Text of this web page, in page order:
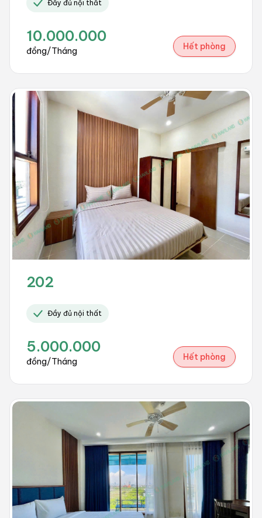
Đầy đủ nội thất
10.000.000
đồng/Tháng Hết phòng
202
Đầy đủ nội thất
5.000.000
đồng/Tháng Hết phòng